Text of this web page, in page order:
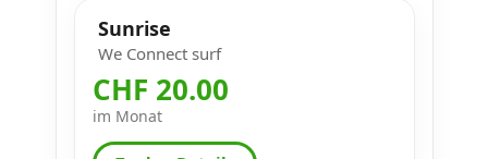
Sunrise
We Connect surf
CHF 20.00
im Monat